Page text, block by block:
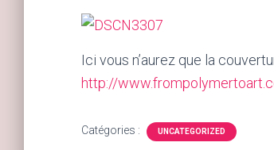
Ici vous n’aurez que la
http://
Catégories : UNCATEGORIZED